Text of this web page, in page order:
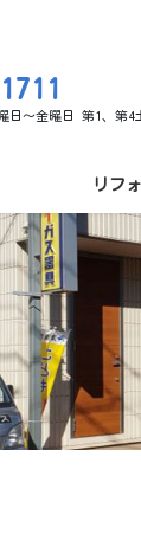
日～金曜日 第1、第4
リフ